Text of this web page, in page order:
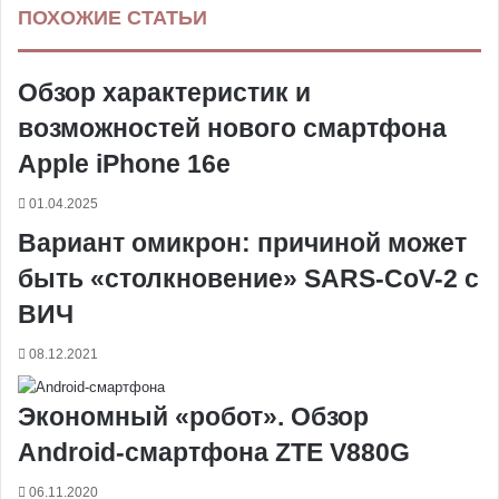
e
o
t
e
t
н
к
е
о
а
с
с
н
к
s
g
r
s
g
r
t
p
e
a
eа
т
ПОХОЖИЕ СТАТЬИ
Обзор характеристик и
возможностей нового смартфона
Apple iPhone 16e
01.04.2025
Вариант омикрон: причиной может
быть «столкновение» SARS-CoV-2 с
ВИЧ
08.12.2021
Экономный «робот». Обзор
Android-смартфона ZTE V880G
06.11.2020